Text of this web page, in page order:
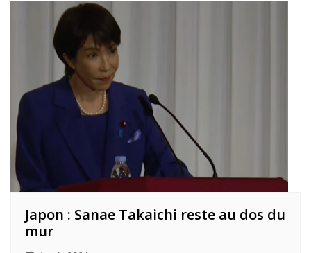
Japon : Sanae Takaichi reste au dos du
mur